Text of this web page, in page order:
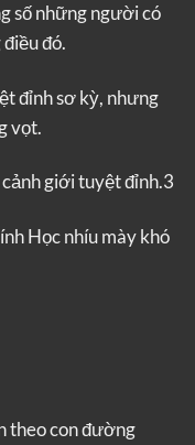
số những người có
đó.
đỉnh sơ kỳ, nhưng
vọt.
giới tuyệt đỉnh.3
Học nhíu mày khó
theo con đường